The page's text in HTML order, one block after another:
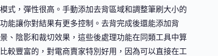
模式，彈性很高。手動添加去背區域和調整筆刷大小的
功能讓你對結果有更多控制。去背完成後還能添加背
景、陰影和裁切效果，這些後處理功能在同類工具中算
比較豐富的，對電商賣家特別好用，因為可以直接在工